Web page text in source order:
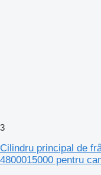
3
Cilindru principal de
4800015000 pentru